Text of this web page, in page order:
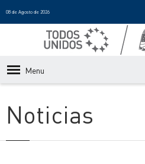
08 de Agosto de 2026
Menu
Noticias